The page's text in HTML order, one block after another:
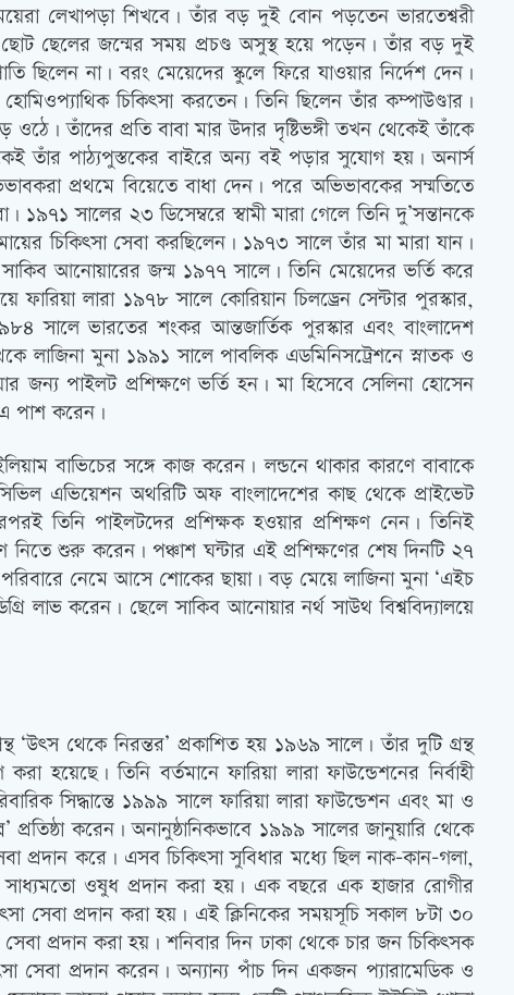
লেখাপড়া শিখবে। তাঁর বড় দুই বোন পড়তেন ভারতেশ্বরী
ছোট ছেলের জন্মের সময় প্রচণ্ড অসুস্থ হয়ে পড়েন। তাঁর বড় দুই
ছিলেন না। বরং মেয়েদের স্কুলে ফিরে যাওয়ার নির্দেশ দেন।
চিকিত্‍সা করতেন। তিনি ছিলেন তাঁর কম্পাউণ্ডার।
ওঠে। তাঁদের প্রতি বাবা মার উদার দৃষ্টিভঙ্গী তখন থেকেই তাঁকে
তাঁর পাঠ্যপুস্তকের বাইরে অন্য বই পড়ার সুযোগ হয়। অনার্স
প্রথমে বিয়েতে বাধা দেন। পরে অভিভাবকের সম্মতিতে
সালের ২৩ ডিসেম্বরে স্বামী মারা গেলে তিনি দু’সন্তানকে
চিকিত্‍সা সেবা করছিলেন। ১৯৭৩ সালে তাঁর মা মারা যান।
আনোয়ারের জন্ম ১৯৭৭ সালে। তিনি মেয়েদের ভর্তি করে
লারা ১৯৭৮ সালে কোরিয়ান চিলড্রেন সেন্টার পুরস্কার,
সালে ভারতের শংকর আন্তজার্তিক পুরস্কার এবং বাংলাদেশ
লাজিনা মুনা ১৯৯১ সালে পাবলিক এডমিনিসট্রেশনে স্নাতক ও
জন্য পাইলট প্রশিক্ষণে ভর্তি হন। মা হিসেবে সেলিনা হোসেন
পাশ করেন।
বাভিচের সঙ্গে কাজ করেন। লন্ডনে থাকার কারণে বাবাকে
এভিয়েশন অথরিটি অফ বাংলাদেশের কাছ থেকে প্রাইভেট
তিনি পাইলটদের প্রশিক্ষক হওয়ার প্রশিক্ষণ নেন। তিনিই
নিতে শুরু করেন। পঞ্চাশ ঘন্টার এই প্রশিক্ষণের শেষ দিনটি ২৭
নেমে আসে শোকের ছায়া। বড় মেয়ে লাজিনা মুনা ‘এইচ
লাভ করেন। ছেলে সাকিব আনোয়ার নর্থ সাউথ বিশ্ববিদ্যালয়ে
থেকে নিরন্তর’ প্রকাশিত হয় ১৯৬৯ সালে। তাঁর দুটি গ্রন্থ
হয়েছে। তিনি বর্তমানে ফারিয়া লারা ফাউন্ডেশনের নির্বাহী
সিদ্ধান্তে ১৯৯৯ সালে ফারিয়া লারা ফাউন্ডেশন এবং মা ও
প্রতিষ্ঠা করেন। অনানুষ্ঠানিকভাবে ১৯৯৯ সালের জানুয়ারি থেকে
প্রদান করে। এসব চিকিত্‍সা সুবিধার মধ্যে ছিল নাক-কান-গলা,
সাধ্যমতো ওষুধ প্রদান করা হয়। এক বছরে এক হাজার রোগীর
সেবা প্রদান করা হয়। এই ক্লিনিকের সময়সূচি সকাল ৮টা ৩০
প্রদান করা হয়। শনিবার দিন ঢাকা থেকে চার জন চিকিত্‍সক
সেবা প্রদান করেন। অন্যান্য পাঁচ দিন একজন প্যারামেডিক ও